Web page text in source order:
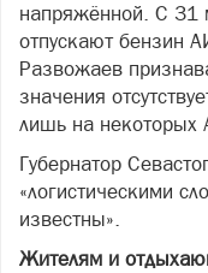
напряжённой. С 31
отпускают бензин
Развожаев
значения
лишь на некоторых
Губернатор
«логистическими
известны».
Жителям и